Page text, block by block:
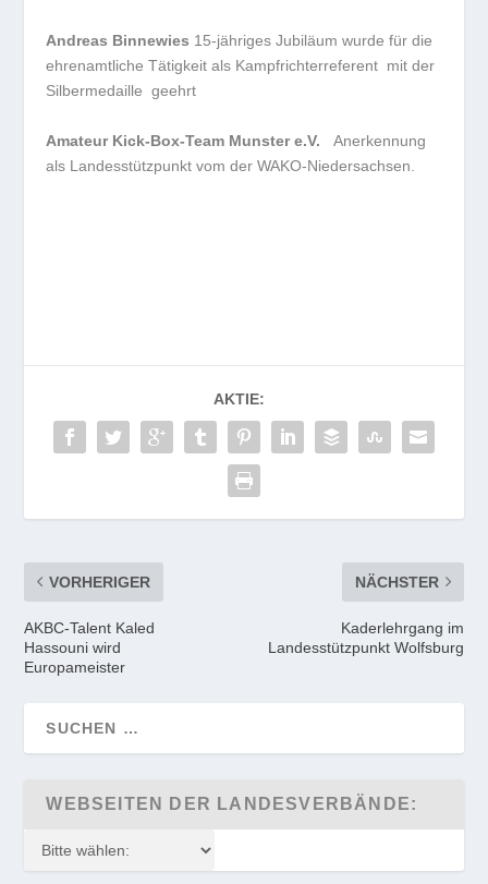
Andreas Binnewies 15-jähriges Jubiläum wurde für die
ehrenamtliche Tätigkeit als Kampfrichterreferent mit der
Silbermedaille geehrt
Amateur Kick-Box-Team Munster e.V. Anerkennung
als Landesstützpunkt vom der WAKO-Niedersachsen.
AKTIE:
VORHERIGER
AKBC-Talent Kaled
Hassouni wird
Europameister
NÄCHSTER
Kaderlehrgang im
Landesstützpunkt Wolfsburg
WEBSEITEN DER LANDESVERBÄNDE: